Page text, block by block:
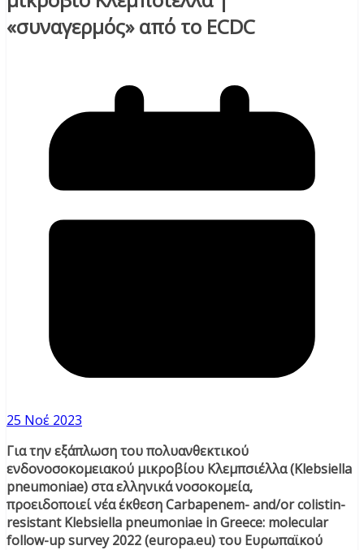
«συναγερμός» από το ECDC
25 Νοέ 2023
Για την εξάπλωση του πολυανθεκτικού
ενδονοσοκομειακού μικροβίου Κλεμπσιέλλα (Klebsiella
pneumoniae) στα ελληνικά νοσοκομεία,
προειδοποιεί νέα έκθεση Carbapenem- and/or colistin-
resistant Klebsiella pneumoniae in Greece: molecular
follow-up survey 2022 (europa.eu) του Ευρωπαϊκού